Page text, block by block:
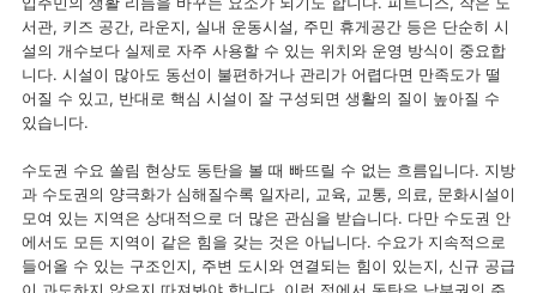
서관, 키즈 공간, 라운지, 실내 운동시설, 주민 휴게공간 등은 단순히 시
설의 개수보다 실제로 자주 사용할 수 있는 위치와 운영 방식이 중요합
니다. 시설이 많아도 동선이 불편하거나 관리가 어렵다면 만족도가 떨
어질 수 있고, 반대로 핵심 시설이 잘 구성되면 생활의 질이 높아질 수
있습니다.
수도권 수요 쏠림 현상도 동탄을 볼 때 빠뜨릴 수 없는 흐름입니다. 지방
과 수도권의 양극화가 심해질수록 일자리, 교육, 교통, 의료, 문화시설이
모여 있는 지역은 상대적으로 더 많은 관심을 받습니다. 다만 수도권 안
에서도 모든 지역이 같은 힘을 갖는 것은 아닙니다. 수요가 지속적으로
들어올 수 있는 구조인지, 주변 도시와 연결되는 힘이 있는지, 신규 공급